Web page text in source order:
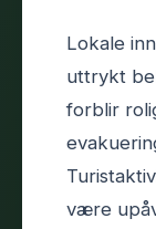
Lokale
uttrykt
forblir
være